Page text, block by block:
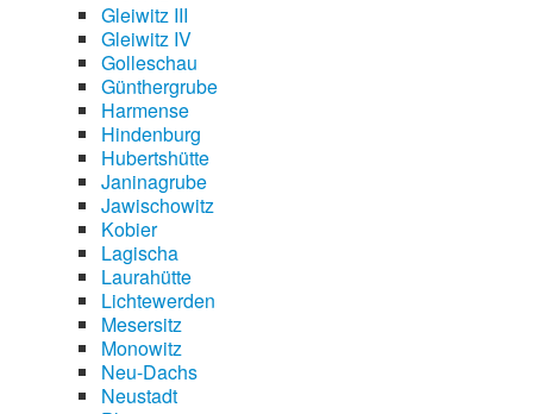
Gleiwitz III
Gleiwitz IV
Golleschau
Günthergrube
Harmense
Hindenburg
Hubertshütte
Janinagrube
Jawischowitz
Kobier
Lagischa
Laurahütte
Lichtewerden
Mesersitz
Monowitz
Neu-Dachs
Neustadt